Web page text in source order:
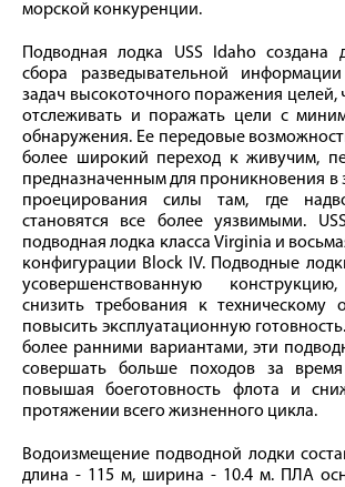
морской конкуренции.
Подводная лодка USS Idaho создана
сбора разведывательной
задач высокоточного поражения целей,
отслеживать и поражать цели с
обнаружения. Ее передовые
более широкий переход к живучим,
предназначенным для проникновения в
проецирования силы там, где
становятся все более уязвимыми.
подводная лодка класса Virginia и
конфигурации Block IV. Подводные
усовершенствованную
снизить требования к техническому
повысить эксплуатационную
более ранними вариантами, эти
совершать больше походов за
повышая боеготовность флота и
протяжении всего жизненного цикла.
Водоизмещение подводной лодки
длина - 115 м, ширина - 10.4 м. ПЛА